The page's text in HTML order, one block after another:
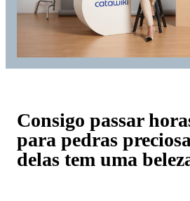
Consigo passar
para pedras
delas tem uma